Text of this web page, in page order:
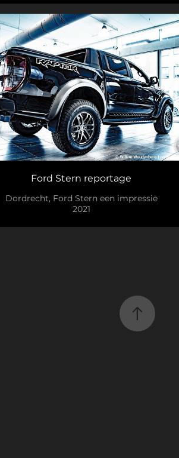
Ford Stern reportage
Dordrecht, Ford Stern een impressie
2021